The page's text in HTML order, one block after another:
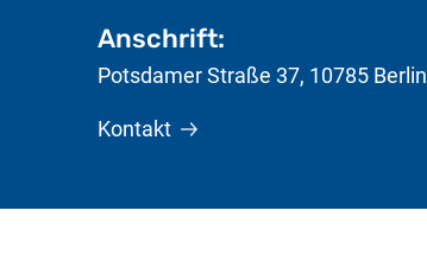
Anschrift:
Potsdamer Straße 37, 10785 Berlin
Kontakt